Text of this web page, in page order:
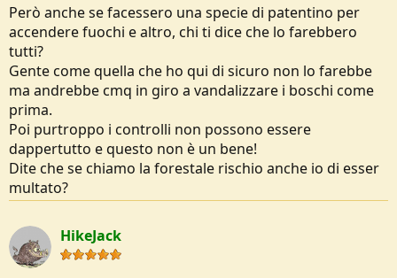
Però anche se facessero una specie di patentino per
accendere fuochi e altro, chi ti dice che lo farebbero
tutti?
Gente come quella che ho qui di sicuro non lo farebbe
ma andrebbe cmq in giro a vandalizzare i boschi come
prima.
Poi purtroppo i controlli non possono essere
dappertutto e questo non è un bene!
Dite che se chiamo la forestale rischio anche io di esser
multato?
HikeJack